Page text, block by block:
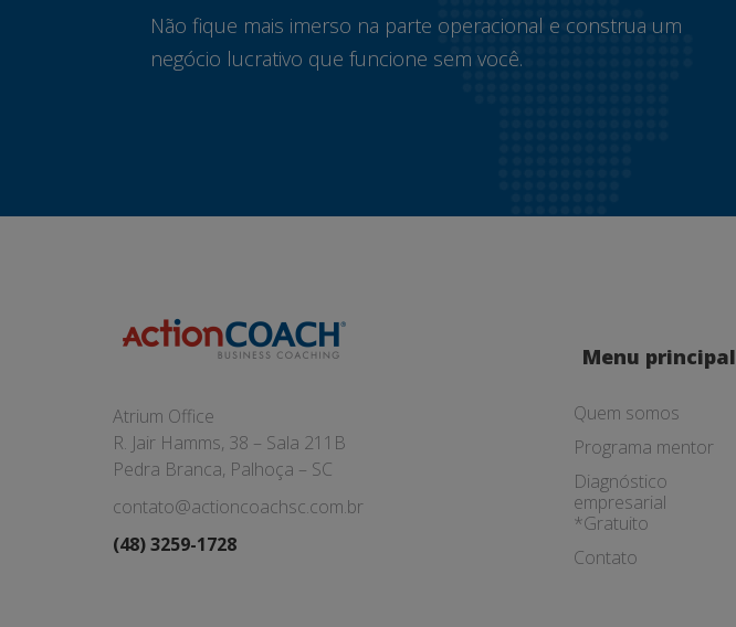
Não fique mais imerso na parte operacional e construa um
negócio lucrativo que funcione sem você.
Atrium Office
R. Jair Hamms, 38 – Sala 211B
Pedra Branca, Palhoça – SC
contato@actioncoachsc.com.br
(48) 3259-1728
Menu principal
Quem somos
Programa mentor
Diagnóstico
empresarial
*Gratuito
Contato